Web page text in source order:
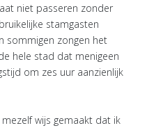
niet passeren zonder
stamgasten
sommigen zongen het
hele stad dat menigeen
om zes uur aanzienlijk
wijs gemaakt dat ik